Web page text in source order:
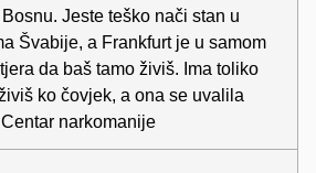
Jeste teško nači stan u
Švabije, a Frankfurt je u samom
da baš tamo živiš. Ima toliko
ko čovjek, a ona se uvalila
narkomanije